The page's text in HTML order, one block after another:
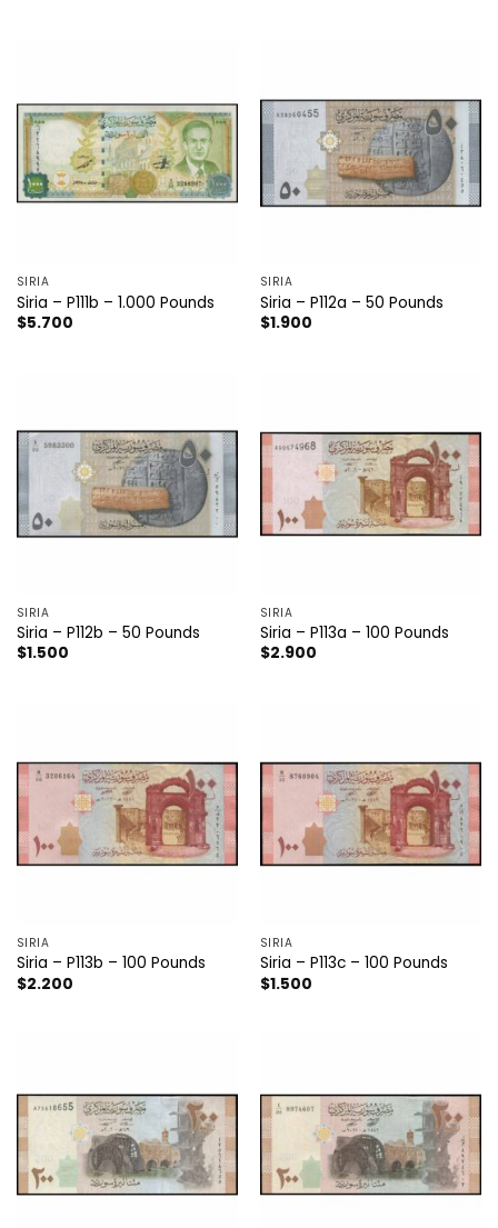
SIRIA
Siria – P111b – 1.000 Pounds
$5.700
SIRIA
Siria – P112a – 50 Pounds
$1.900
SIRIA
Siria – P112b – 50 Pounds
$1.500
SIRIA
Siria – P113a – 100 Pounds
$2.900
SIRIA
Siria – P113b – 100 Pounds
$2.200
SIRIA
Siria – P113c – 100 Pounds
$1.500